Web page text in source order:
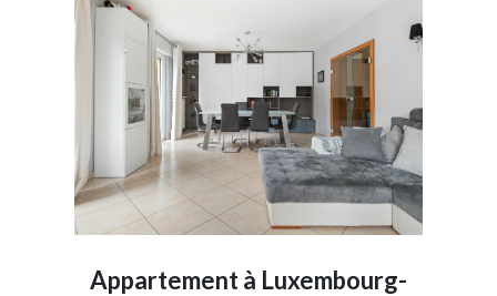
Appartement à Luxembourg-